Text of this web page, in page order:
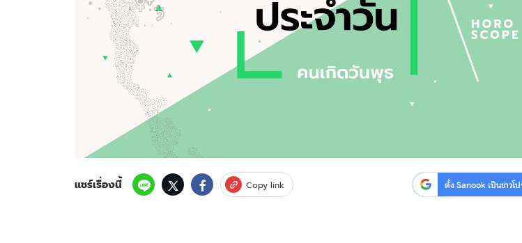
สงวนลิขสิทธิ์ ©2569 บริษัท อิมเมจ ฟิวเจอร์ (ประเทศไทย) จำกัด
แชร์เรื่องนี้ Copy link ตั้ง Sanook เป็นข่าวโ